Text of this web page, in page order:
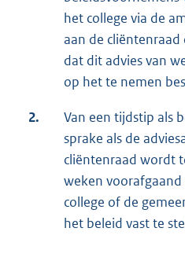
het college via de
aan de
dat dit advies van
op het te nemen
2.
Van een tijdstip als
sprake als de
cliëntenraad wordt
weken
college of de
het beleid vast te